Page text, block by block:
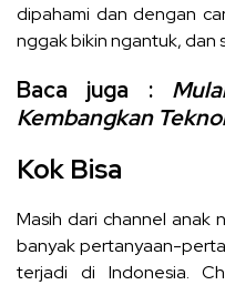
dipahami dan dengan
nggak bikin ngantuk, dan
Baca juga :
Kembangkan
Kok Bisa
Masih dari channel anak
banyak pertanyaan-
terjadi di Indonesia.